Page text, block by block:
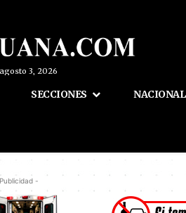
3, 2026
SECCIONES NACIONAL
-